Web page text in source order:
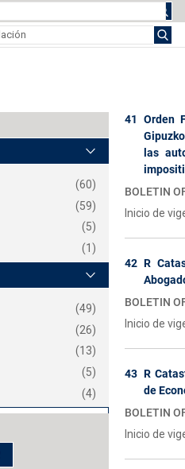
(60)
(59)
(5)
(1)
(49)
(26)
(13)
(5)
(4)
41
Orden
las
BOLETIN
Inicio de
42 R
BOLETIN
Inicio de
43 R
de
BOLETIN
Inicio de